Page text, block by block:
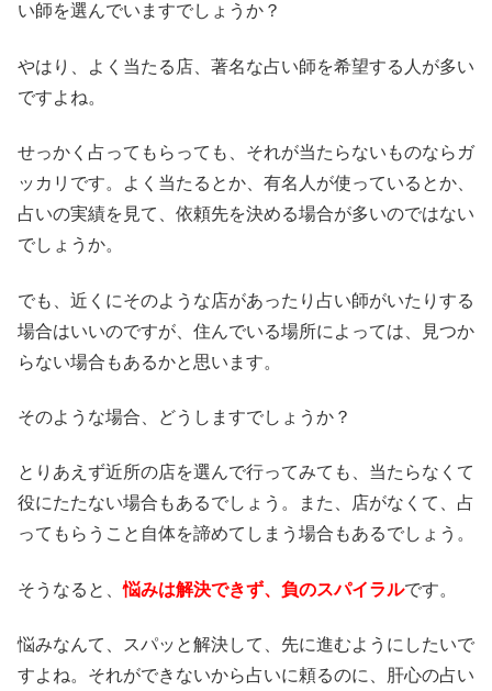
い師を選んでいますでしょうか？
やはり、よく当たる店、著名な占い師を希望する人が多い
ですよね。
せっかく占ってもらっても、それが当たらないものならガ
ッカリです。よく当たるとか、有名人が使っているとか、
占いの実績を見て、依頼先を決める場合が多いのではない
でしょうか。
でも、近くにそのような店があったり占い師がいたりする
場合はいいのですが、住んでいる場所によっては、見つか
らない場合もあるかと思います。
そのような場合、どうしますでしょうか？
とりあえず近所の店を選んで行ってみても、当たらなくて
役にたたない場合もあるでしょう。また、店がなくて、占
ってもらうこと自体を諦めてしまう場合もあるでしょう。
そうなると、悩みは解決できず、負のスパイラルです。
悩みなんて、スパッと解決して、先に進むようにしたいで
すよね。それができないから占いに頼るのに、肝心の占い